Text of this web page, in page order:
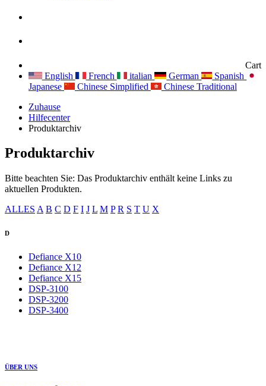
Cart
English
French italian German
Spanish
Japanese
Chinese Simplified
Chinese Traditional
Zuhause
Hilfecenter
Produktarchiv
Produktarchiv
Bitte beachten Sie: Das Produktarchiv enthält keine Links zu
aktuellen Produkten.
ALLES A B C D F I J L M P R S T U X
D
Defiance X10
Defiance X12
Defiance X15
DSP-3100
DSP-3200
DSP-3400
ÜBER UNS